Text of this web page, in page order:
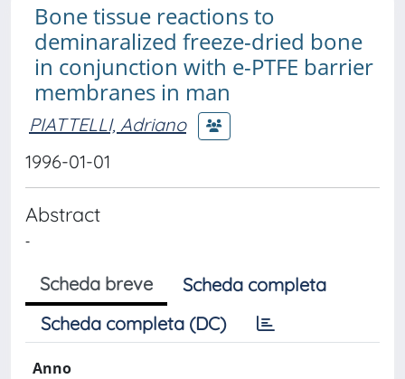
Bone tissue reactions to
deminaralized freeze-dried bone
in conjunction with e-PTFE barrier
membranes in man
PIATTELLI, Adriano
1996-01-01
Abstract
-
Scheda breve
Scheda completa
Scheda completa (DC)
Anno